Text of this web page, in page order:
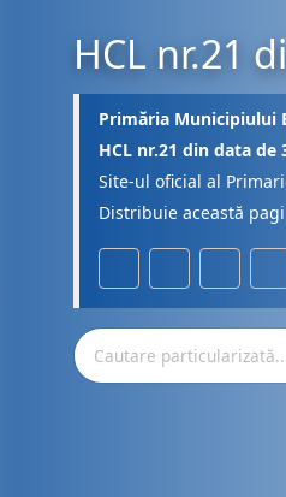
HCL nr.21
Primăria Municipiului
HCL nr.21 din data de
Site-ul oficial al
Distribuie această